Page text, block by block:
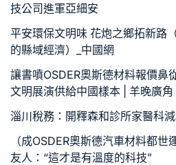
技公司進軍亞細安
平安環保文明味 花炮之鄉拓新路
的縣域經濟）_中國網
讓書噴OSDER奧斯德材料報價鼻
文明展演供給中國樣本 | 羊晚廣角
淄川稅務：開釋森和診所家醫科
（成OSDER奧斯德汽車材料都世
友人：“這才是有溫度的科技”